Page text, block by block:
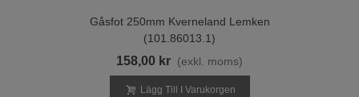
Gåsfot 250mm Kverneland Lemken
(101.86013.1)
158,00 kr (exkl. moms)
Lägg Till I Varukorgen